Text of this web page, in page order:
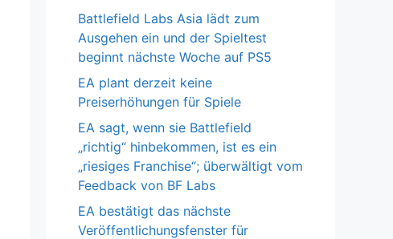
Battlefield Labs Asia lädt zum
Ausgehen ein und der Spieltest
beginnt nächste Woche auf PS5
EA plant derzeit keine
Preiserhöhungen für Spiele
EA sagt, wenn sie Battlefield
„richtig“ hinbekommen, ist es ein
„riesiges Franchise“; überwältigt vom
Feedback von BF Labs
EA bestätigt das nächste
Veröffentlichungsfenster für